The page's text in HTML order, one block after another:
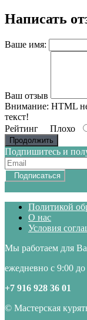
Написать
Ваше имя:
Ваш отзыв
Внимание: HTML
текст!
Рейтинг Плохо
Продолжить
Подпишитесь и
Подписаться
Политикой
О нас
Условия
Мы работаем для
ежедневно с 9:00
+7 916 928 36 01
© Мастерская